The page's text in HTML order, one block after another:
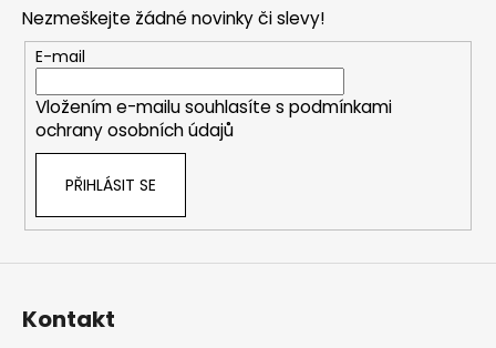
Nezmeškejte žádné novinky či slevy!
E-mail
Vložením e-mailu souhlasíte s podmínkami
ochrany osobních údajů
PŘIHLÁSIT SE
Kontakt